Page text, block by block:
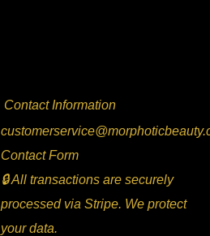
Contact Information
Contact Form
🔒 All transactions are securely
processed via Stripe. We protect
your data.